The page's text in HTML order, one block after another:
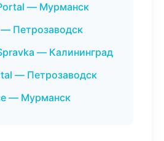
— Мурманск
Петрозаводск
— Калининград
— Петрозаводск
— Мурманск